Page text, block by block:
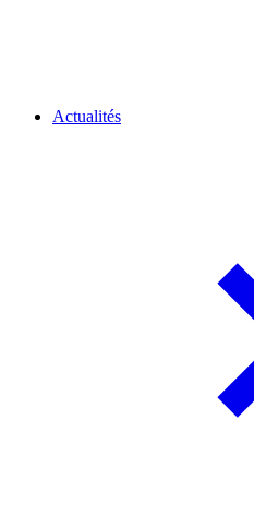
Actualités